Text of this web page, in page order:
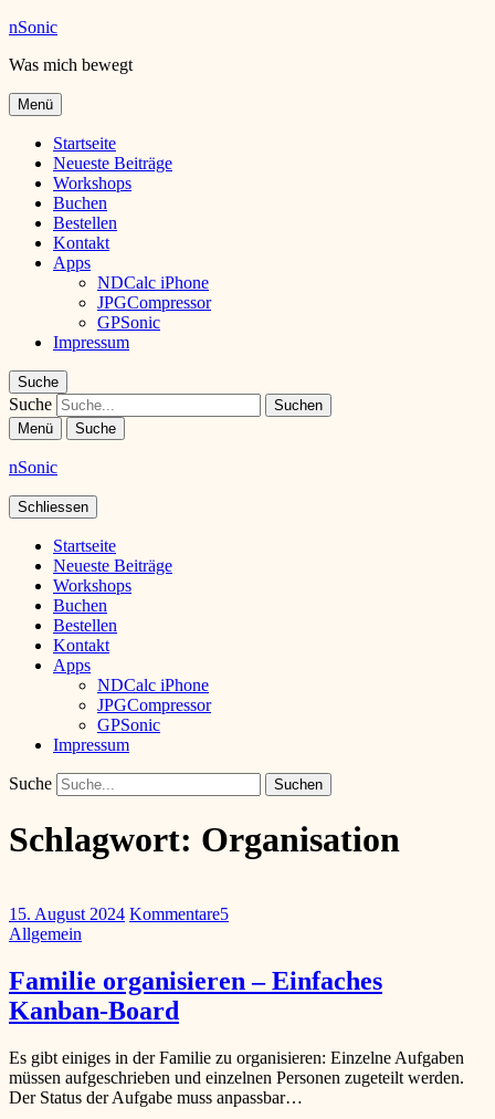
nSonic
Was mich bewegt
Menü
Startseite
Neueste Beiträge
Workshops
Buchen
Bestellen
Kontakt
Apps
NDCalc iPhone
JPGCompressor
GPSonic
Impressum
Suche
Suche
Menü Suche
nSonic
Schliessen
Startseite
Neueste Beiträge
Workshops
Buchen
Bestellen
Kontakt
Apps
NDCalc iPhone
JPGCompressor
GPSonic
Impressum
Suche
Schlagwort: Organisation
15. August 2024 Kommentare5
Allgemein
Familie organisieren – Einfaches
Kanban-Board
Es gibt einiges in der Familie zu organisieren: Einzelne Aufgaben
müssen aufgeschrieben und einzelnen Personen zugeteilt werden.
Der Status der Aufgabe muss anpassbar…